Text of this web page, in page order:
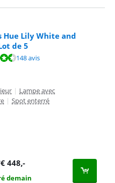
Hue Lily White and
de 5
148 avis.148 avis
| Lampe avec
| Spot enterré
€ 448,-
demain